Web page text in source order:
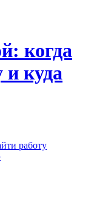
когда
и куда
работу